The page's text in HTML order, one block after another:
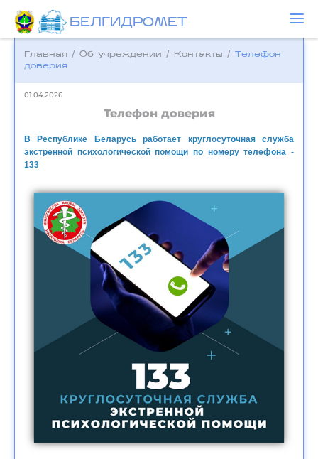
БЕЛГИДРОМЕТ
Главная / Об учреждении / Контакты / Телефон
доверия
01.04.2026
Телефон доверия
В Республике Беларусь работает круглосуточная служба
экстренной психологической помощи по номеру телефона -
133